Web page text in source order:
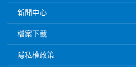
新聞中心
檔案下載
隱私權政策